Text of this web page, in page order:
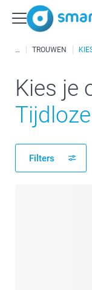
TROUWEN
Kies je
Filters